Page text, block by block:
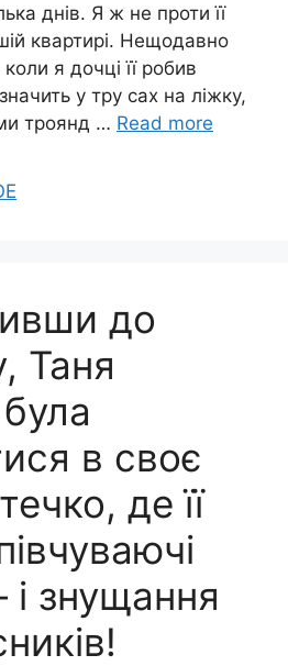
днів. Я ж не проти її
квартирі. Нещодавно
я дочці її робив
у тру сах на ліжку,
троянд … Read more
до
Таня
в своє
де її
знущання